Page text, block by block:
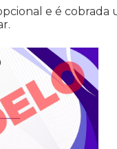
e é cobrada